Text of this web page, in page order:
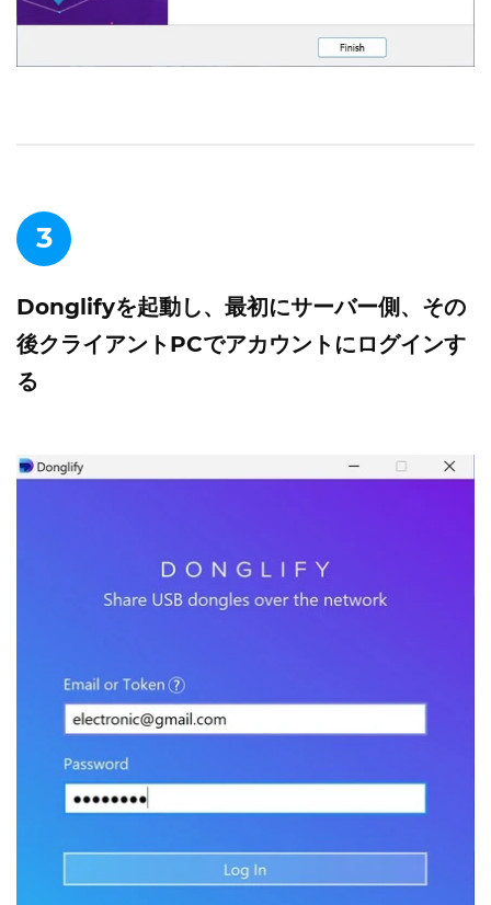
3
Donglifyを起動し、最初にサーバー側、その
後クライアントPCでアカウントにログインす
る